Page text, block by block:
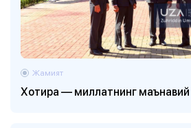
Хотира — миллатнинг маънавий
Жамият